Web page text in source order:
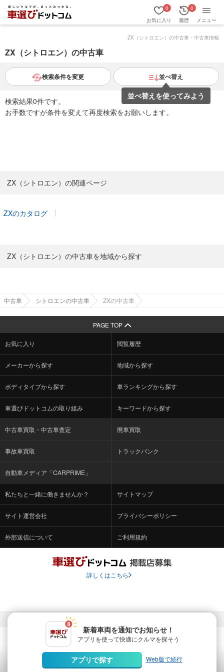
お気に入り
0
履歴
0
メニュー
ZX（シトロエン）の中古車・中古車情報
ZX（シトロエン）の中古車
検索条件を変更 並べ替え
並べ替えを使ってみよう
検索結果0件です。
お手数ですが条件を変えて再度検索をお願いします。
新着車両を通知でお知らせ！
アプリを使って快適にクルマを探そう
アプリで探す Web版で続行
ZX（シトロエン）の関連ページ
ZXのカタログ
ZX（シトロエン）の中古車を地域から探す
中古車 シトロエンの中古車 ZXの中古車
PAGE TOP
お気に入り 閲覧履歴
メーカーから探す 地域から探す
ボディタイプから探す 車ランキングから探す
車選びドットコムの取り組み キーワードから探す
中古車買取・中古車査定 廃車買取
事故車買取 トラックバンク
自動車メディア「CARPRIME」
私たちと一緒に働きませんか？ サイトマップ
サイト運営会社 プライバシーポリシー
外部送信について ご利用規約
詳しくはこちら
© Fabrica Communications Co., LTD.
当サイトを運営する株式会社ファブリカコミュニケーションズ
は、株式会社ファブリカホールディングス（東証スタンダード上
場 証券コード：4193）のグループ会社です。